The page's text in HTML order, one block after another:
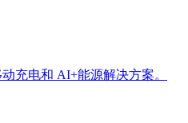
充电和 AI+能源解决方案。